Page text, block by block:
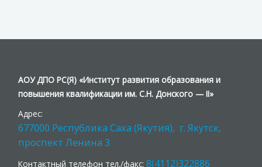
АОУ ДПО РС(Я) «Институт развития образования и
повышения квалификации им. С.Н. Донского — II»
Адрес:
677000 Республика Саха (Якутия), г. Якутск,
проспект Ленина 3
Контактный телефон тел./факс:8(4112)322886